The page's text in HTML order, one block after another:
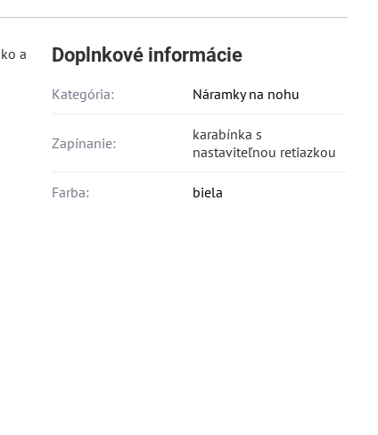
a
Doplnkové informácie
Kategória: Náramky na nohu
Zapínanie:
karabínka s
nastaviteľnou retiazkou
Farba: biela